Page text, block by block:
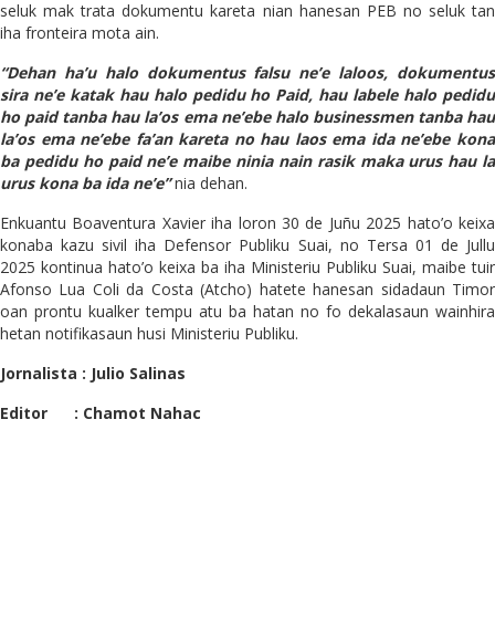
seluk mak trata dokumentu kareta nian hanesan PEB no seluk tan
iha fronteira mota ain.
“Dehan ha’u halo dokumentus falsu ne’e laloos, dokumentus
sira ne’e katak hau halo pedidu ho Paid, hau labele halo pedidu
ho paid tanba hau la’os ema ne’ebe halo businessmen tanba hau
la’os ema ne’ebe fa’an kareta no hau laos ema ida ne’ebe kona
ba pedidu ho paid ne’e maibe ninia nain rasik maka urus hau la
urus kona ba ida ne’e”nia dehan.
Enkuantu Boaventura Xavier iha loron 30 de Juñu 2025 hato’o keixa
konaba kazu sivil iha Defensor Publiku Suai, no Tersa 01 de Jullu
2025 kontinua hato’o keixa ba iha Ministeriu Publiku Suai, maibe tuir
Afonso Lua Coli da Costa (Atcho) hatete hanesan sidadaun Timor
oan prontu kualker tempu atu ba hatan no fo dekalasaun wainhira
hetan notifikasaun husi Ministeriu Publiku.
Jornalista : Julio Salinas
Editor : Chamot Nahac